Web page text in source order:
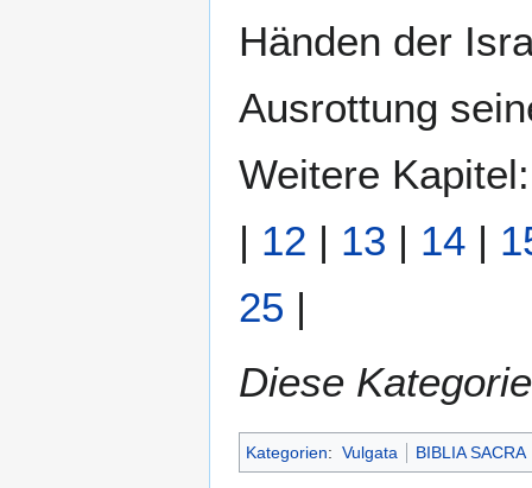
Händen der
Ausrottung
Weitere
| 12 | 13 | 14 |
25 |
Diese
Kategorien: Vulgata BIBLIA SACRA